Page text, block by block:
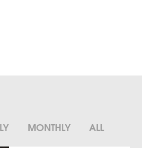
MONTHLY ALL